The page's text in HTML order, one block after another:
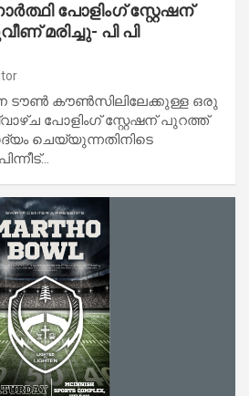
പോളിംഗ് സ്റ്റേഷന്
മരിച്ചു- പി പി
ടൗൺ കൗൺസിലിലേക്കുള്ള ഒരു
പോളിംഗ് സ്റ്റേഷന് പുറത്ത്
ചെയ്യുന്നതിനിടെ